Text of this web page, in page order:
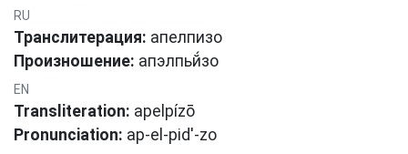
RU
Транслитерация: апелпизо
Произношение: апэлпьй́зо
EN
Transliteration: apelpízō
Pronunciation: ap-el-pid'-zo